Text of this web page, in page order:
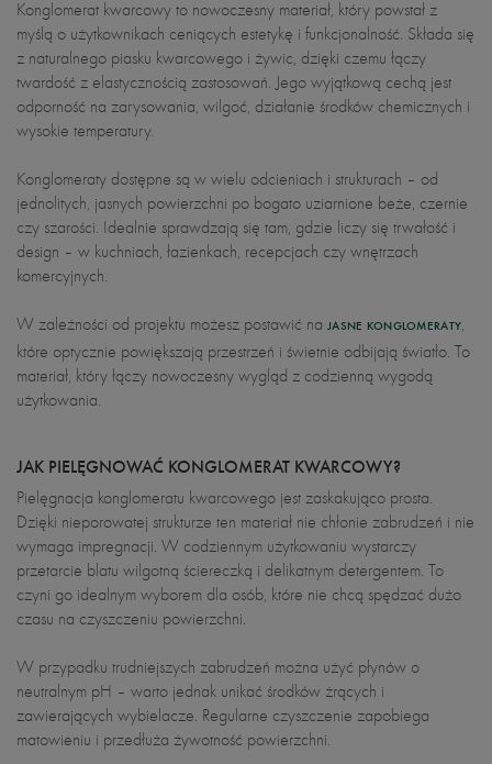
Konglomerat kwarcowy to nowoczesny materiał, który powstał z
myślą o użytkownikach ceniących estetykę i funkcjonalność. Składa się
z naturalnego piasku kwarcowego i żywic, dzięki czemu łączy
twardość z elastycznością zastosowań. Jego wyjątkową cechą jest
odporność na zarysowania, wilgoć, działanie środków chemicznych i
wysokie temperatury.
Konglomeraty dostępne są w wielu odcieniach i strukturach – od
jednolitych, jasnych powierzchni po bogato uziarnione beże, czernie
czy szarości. Idealnie sprawdzają się tam, gdzie liczy się trwałość i
design – w kuchniach, łazienkach, recepcjach czy wnętrzach
komercyjnych.
W zależności od projektu możesz postawić na JASNE KONGLOMERATY
które optycznie powiększają przestrzeń i świetnie odbijają światło. To
materiał, który łączy nowoczesny wygląd z codzienną wygodą
użytkowania.
JAK PIELĘGNOWAĆ KONGLOMERAT KWARCOWY?
Pielęgnacja konglomeratu kwarcowego jest zaskakująco prosta.
Dzięki nieporowatej strukturze ten materiał nie chłonie zabrudzeń i nie
wymaga impregnacji. W codziennym użytkowaniu wystarczy
przetarcie blatu wilgotną ściereczką i delikatnym detergentem. To
czyni go idealnym wyborem dla osób, które nie chcą spędzać dużo
czasu na czyszczeniu powierzchni.
W przypadku trudniejszych zabrudzeń można użyć płynów o
neutralnym pH – warto jednak unikać środków żrących i
zawierających wybielacze. Regularne czyszczenie zapobiega
matowieniu i przedłuża żywotność powierzchni.